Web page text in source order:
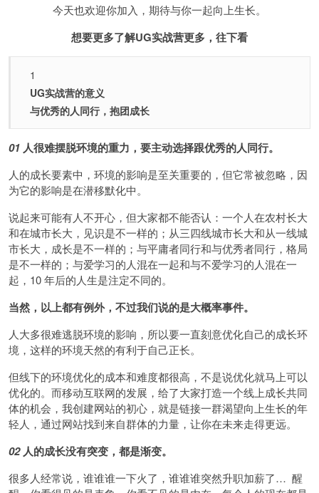
今天也欢迎你加入，期待与你一起向上生长。
想要更多了解UG实战营更多，往下看
1
UG实战营的意义
与优秀的人同行，抱团成长
01 人很难摆脱环境的重力，要主动选择跟优秀的人同行。
人的成长要素中，环境的影响是至关重要的，但它常被忽略，因
为它的影响是在潜移默化中。
说起来可能有人不开心，但大家都不能否认：一个人在农村长大
和在城市长大，见识是不一样的；从三四线城市长大和从一线城
市长大，成长是不一样的；与平庸者同行和与优秀者同行，格局
是不一样的；与爱学习的人混在一起和与不爱学习的人混在一
起，10 年后的人生是注定不同的。
当然，以上都有例外，不过我们说的是大概率事件。
人大多很难逃脱环境的影响，所以要一直刻意优化自己的成长环
境，这样的环境天然的有利于自己正长。
但线下的环境优化的成本和难度都很高，不是说优化就马上可以
优化的。而移动互联网的发展，给了大家打造一个线上成长共同
体的机会，我创建网站的初心，就是链接一群渴望向上生长的年
轻人，通过网站找到来自群体的力量，让你在未来走得更远。
02人的成长没有突变，都是渐变。
很多人经常说，谁谁谁一下火了，谁谁谁突然升职加薪了… 醒